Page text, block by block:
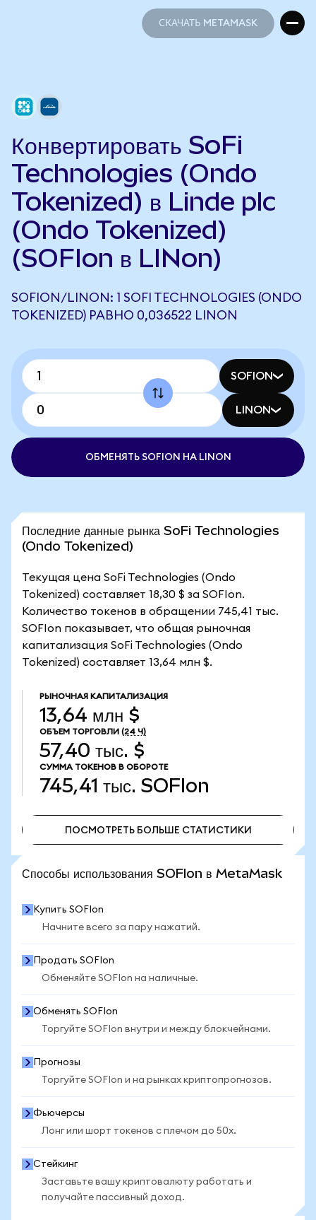
СКАЧАТЬ METAMASK
Конвертировать SoFi
Technologies (Ondo
Tokenized) в Linde plc
(Ondo Tokenized)
(SOFIon в LINon)
SOFION/LINON: 1 SOFI TECHNOLOGIES (ONDO
TOKENIZED) РАВНО 0,036522 LINON
SOFION
LINON
ОБМЕНЯТЬ SOFION НА LINON
Последние данные рынка SoFi Technologies
(Ondo Tokenized)
Текущая цена SoFi Technologies (Ondo
Tokenized) составляет 18,30 $ за SOFIon.
Количество токенов в обращении 745,41 тыс.
SOFIon показывает, что общая рыночная
капитализация SoFi Technologies (Ondo
Tokenized) составляет 13,64 млн $.
РЫНОЧНАЯ КАПИТАЛИЗАЦИЯ
13,64 млн $
ОБЪЕМ ТОРГОВЛИ (24 Ч)
57,40 тыс. $
СУММА ТОКЕНОВ В ОБОРОТЕ
745,41 тыс. SOFIon
ПОСМОТРЕТЬ БОЛЬШЕ СТАТИСТИКИ
Способы использования SOFIon в MetaMask
Купить SOFIon
Начните всего за пару нажатий.
Продать SOFIon
Обменяйте SOFIon на наличные.
Обменять SOFIon
Торгуйте SOFIon внутри и между блокчейнами.
Прогнозы
Торгуйте SOFIon и на рынках криптопрогнозов.
Фьючерсы
Лонг или шорт токенов с плечом до 50x.
Стейкинг
Заставьте вашу криптовалюту работать и
получайте пассивный доход.